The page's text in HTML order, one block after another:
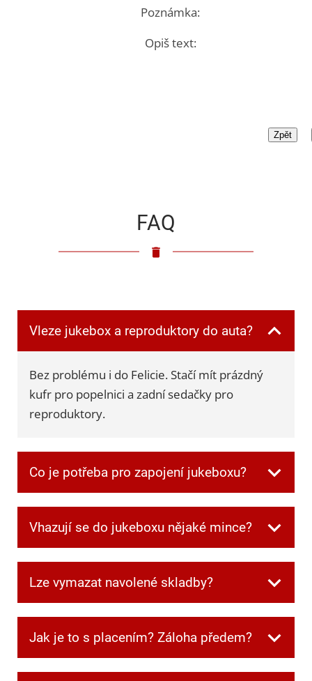
Poznámka:
Opiš text:
FAQ
Vleze jukebox a reproduktory do auta?
Bez problému i do Felicie. Stačí mít prázdný
kufr pro popelnici a zadní sedačky pro
reproduktory.
Co je potřeba pro zapojení jukeboxu?
převzetí. Jen je potřeba mít jednu zásuvku
reprobedny.
Vhazují se do jukeboxu nějaké mince?
kredity.
Lze vymazat navolené skladby?
ostatní nechtějí poslouchat, můžete frontu
Jak je to s placením? Záloha předem?